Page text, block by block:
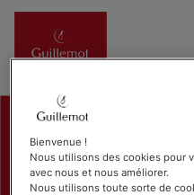
Bienvenue !
Nous utilisons des cookies pour
avec nous et nous améliorer.
Nous utilisons toute sorte de